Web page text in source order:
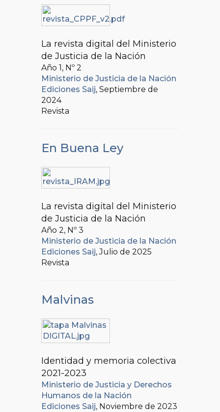
La revista digital del Ministerio
de Justicia de la Nación
Año 1, Nº 2
Ministerio de Justicia de la Nación
Ediciones Saij, Septiembre de
2024
Revista
En Buena Ley
La revista digital del Ministerio
de Justicia de la Nación
Año 2, Nº 3
Ministerio de Justicia de la Nación
Ediciones Saij, Julio de 2025
Revista
Malvinas
Identidad y memoria colectiva
2021-2023
Ministerio de Justicia y Derechos
Humanos de la Nación
Ediciones Saij, Noviembre de 2023